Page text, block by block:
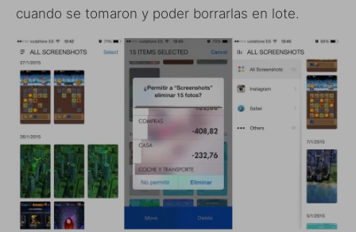
cuando se tomaron y poder borrarlas en lote.